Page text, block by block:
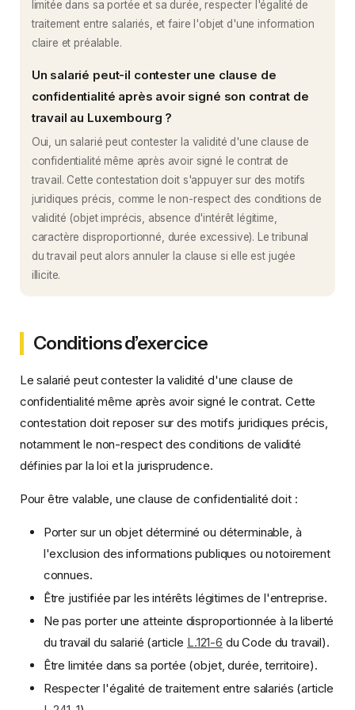
limitée dans sa portée et sa durée, respecter l'égalité de
traitement entre salariés, et faire l'objet d'une information
claire et préalable.
Un salarié peut-il contester une clause de
confidentialité après avoir signé son contrat de
travail au Luxembourg ?
Oui, un salarié peut contester la validité d'une clause de
confidentialité même après avoir signé le contrat de
travail. Cette contestation doit s'appuyer sur des motifs
juridiques précis, comme le non-respect des conditions de
validité (objet imprécis, absence d'intérêt légitime,
caractère disproportionné, durée excessive). Le tribunal
du travail peut alors annuler la clause si elle est jugée
illicite.
Conditions d’exercice
Le salarié peut contester la validité d'une clause de
confidentialité même après avoir signé le contrat. Cette
contestation doit reposer sur des motifs juridiques précis,
notamment le non-respect des conditions de validité
définies par la loi et la jurisprudence.
Pour être valable, une clause de confidentialité doit :
Porter sur un objet déterminé ou déterminable, à
l'exclusion des informations publiques ou notoirement
connues.
Être justifiée par les intérêts légitimes de l'entreprise.
Ne pas porter une atteinte disproportionnée à la liberté
du travail du salarié (article L.121-6 du Code du travail).
Être limitée dans sa portée (objet, durée, territoire).
Respecter l'égalité de traitement entre salariés (article